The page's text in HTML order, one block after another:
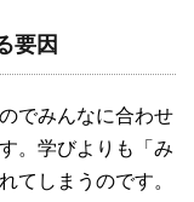
要因
でみんなに合わせ
。学びよりも「み
てしまうのです。